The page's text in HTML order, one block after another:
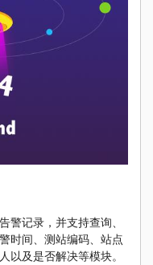
警记录，并支持查询、
时间、测站编码、站点
人以及是否解决等模块。